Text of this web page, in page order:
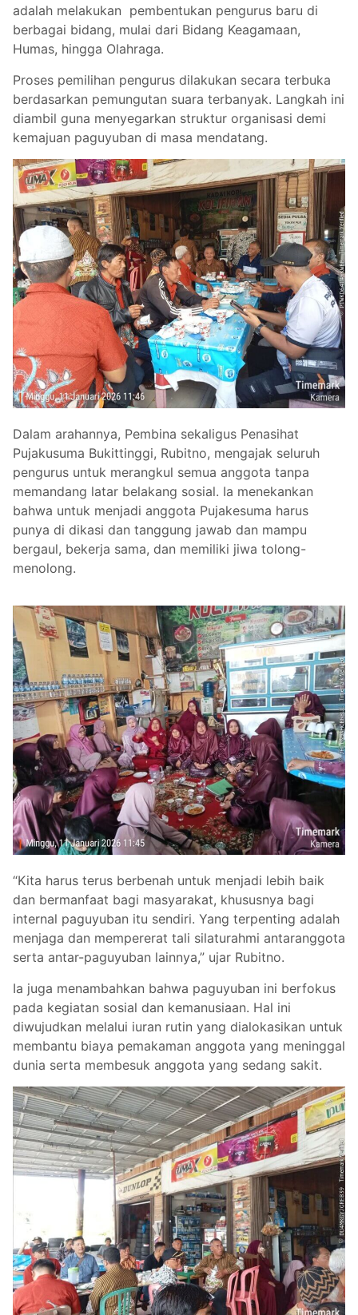
adalah melakukan pembentukan pengurus baru di
berbagai bidang, mulai dari Bidang Keagamaan,
Humas, hingga Olahraga.
Proses pemilihan pengurus dilakukan secara terbuka
berdasarkan pemungutan suara terbanyak. Langkah ini
diambil guna menyegarkan struktur organisasi demi
kemajuan paguyuban di masa mendatang.
Dalam arahannya, Pembina sekaligus Penasihat
Pujakusuma Bukittinggi, Rubitno, mengajak seluruh
pengurus untuk merangkul semua anggota tanpa
memandang latar belakang sosial. Ia menekankan
bahwa untuk menjadi anggota Pujakesuma harus
punya di dikasi dan tanggung jawab dan mampu
bergaul, bekerja sama, dan memiliki jiwa tolong-
menolong.
“Kita harus terus berbenah untuk menjadi lebih baik
dan bermanfaat bagi masyarakat, khususnya bagi
internal paguyuban itu sendiri. Yang terpenting adalah
menjaga dan mempererat tali silaturahmi antaranggota
serta antar-paguyuban lainnya,” ujar Rubitno.
Ia juga menambahkan bahwa paguyuban ini berfokus
pada kegiatan sosial dan kemanusiaan. Hal ini
diwujudkan melalui iuran rutin yang dialokasikan untuk
membantu biaya pemakaman anggota yang meninggal
dunia serta membesuk anggota yang sedang sakit.